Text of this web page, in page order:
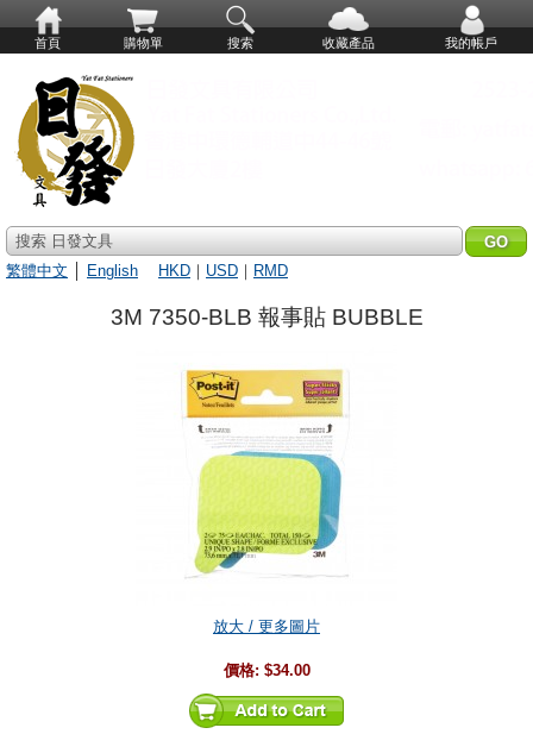
首頁 購物單 搜索 收藏產品 我的帳戶
搜索 日發文具
繁體中文
English HKD ｜ USD ｜ RMD
3M 7350-BLB 報事貼 BUBBLE
放大 / 更多圖片
價格: $34.00